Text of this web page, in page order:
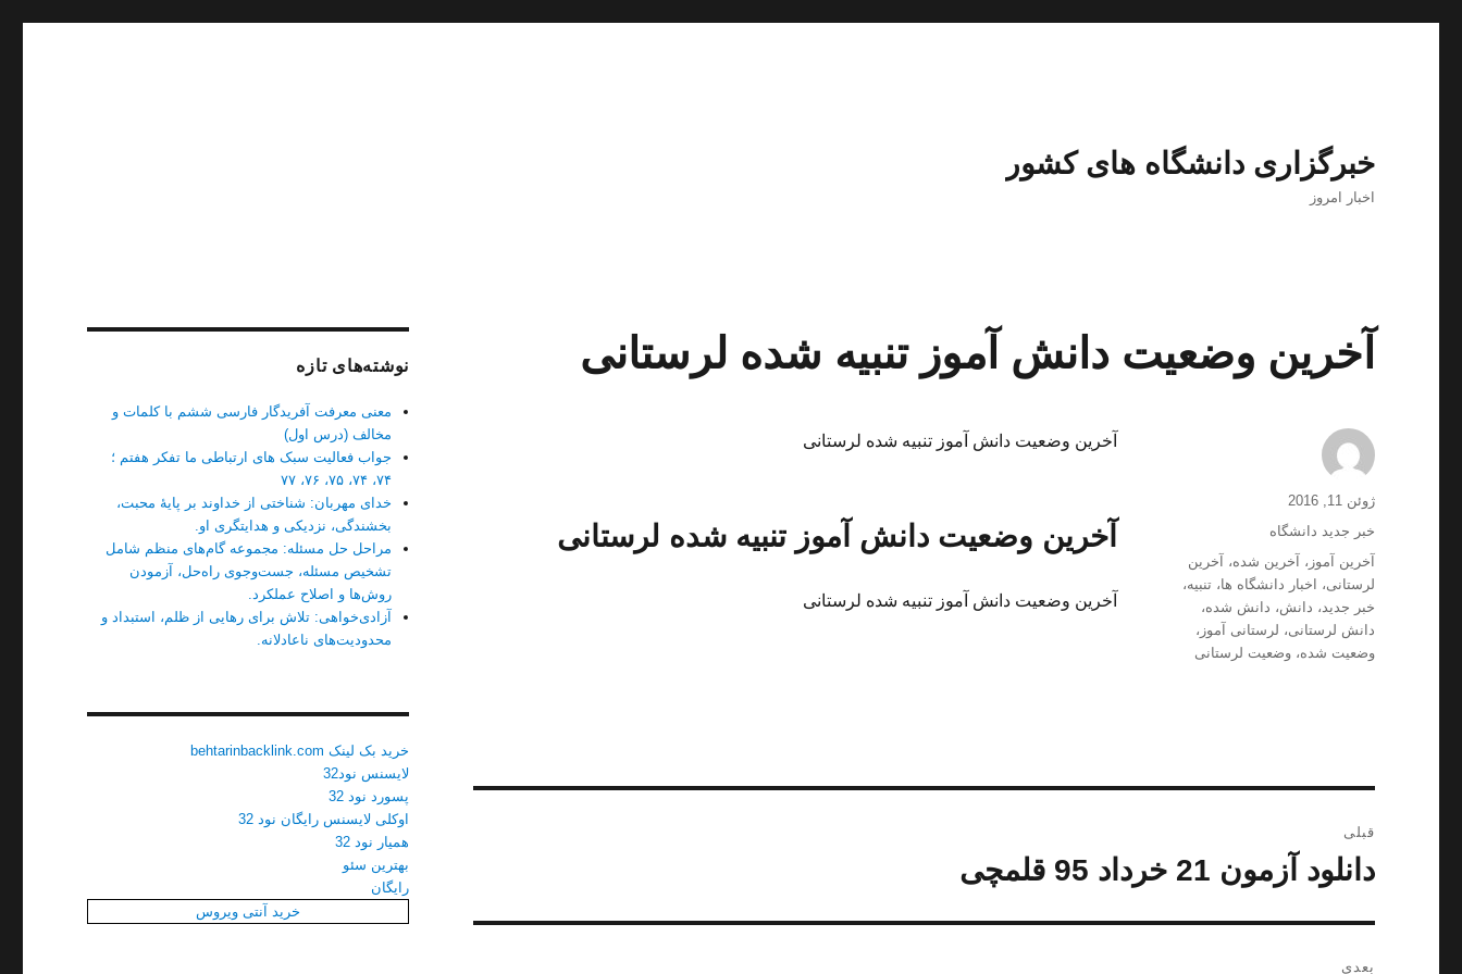
خبرگزاری دانشگاه های کشور
اخبار امروز
آخرین وضعیت دانش آموز تنبیه شده لرستانی
آخرین وضعیت دانش آموز تنبیه شده لرستانی
آخرین وضعیت دانش آموز تنبیه شده لرستانی
آخرین وضعیت دانش آموز تنبیه شده لرستانی
نویسنده
ارسال
ژوئن 11, 2016
دسته‌ها
خبر جدید دانشگاه
برچسب‌ها
آخرین آموز ، آخرین شده،
آخرین
لرستانی، اخبار دانشگاه ها،تنبیه،
خبر جدید، دانش، دانش شده،
دانش لرستانی، لرستانی آموز ،
وضعیت شده،وضعیت لرستانی
نوشته
قبلی
نوشته
دانلود آزمون 21 خرداد 95 قلمچی
بعدی
نوشته‌های تازه
معنی معرفت آفریدگار فارسی ششم با کلمات و
مخالف (درس اول)
جواب فعالیت سبک های ارتباطی ما تفکر هفتم ؛
۷۴، ۷۴، ۷۵، ۷۶، ۷۷
خدای مهربان: شناختی از خداوند بر پایهٔ محبت،
بخشندگی، نزدیکی و هدایتگری او.
مراحل حل مسئله: مجموعه گام‌های منظم شامل
تشخیص مسئله، جست‌وجوی راه‌حل، آزمودن
روش‌ها و اصلاح عملکرد.
آزادی‌خواهی: تلاش برای رهایی از ظلم، استبداد و
محدودیت‌های ناعادلانه.
خرید بک لینک behtarinbacklink.com
لایسنس نود32
پسورد نود 32
اوکلی لایسنس رایگان نود 32
همیار نود 32
بهترین سئو
رایگان
خرید آنتی ویروس